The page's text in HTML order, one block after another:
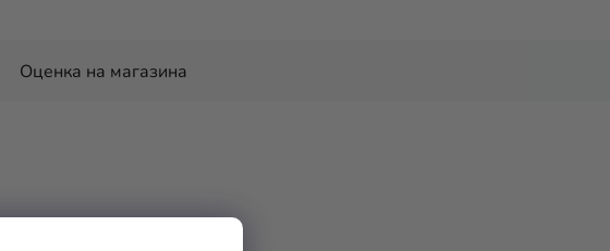
Оценка на магазина